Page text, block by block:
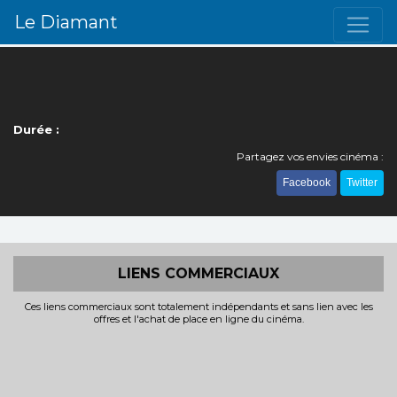
Le Diamant
Durée :
Partagez vos envies cinéma :
Facebook Twitter
LIENS COMMERCIAUX
Ces liens commerciaux sont totalement indépendants et sans lien avec les
offres et l'achat de place en ligne du cinéma.